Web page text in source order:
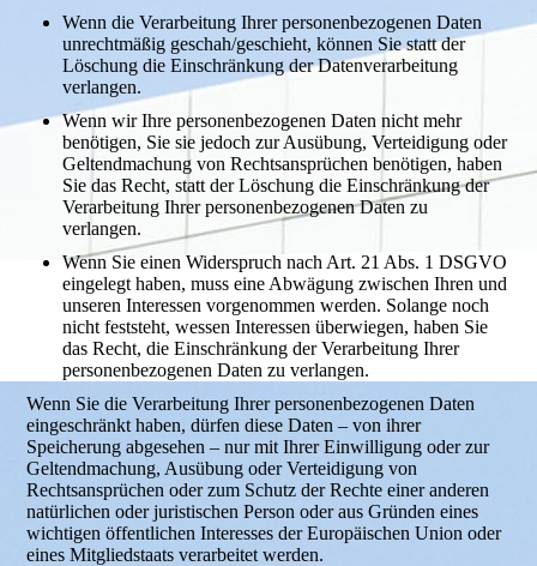
Wenn die Verarbeitung Ihrer personenbezogenen Daten
unrechtmäßig geschah/geschieht, können Sie statt der
Löschung die Einschränkung der Datenverarbeitung
verlangen.
Wenn wir Ihre personenbezogenen Daten nicht mehr
benötigen, Sie sie jedoch zur Ausübung, Verteidigung oder
Geltendmachung von Rechtsansprüchen benötigen, haben
Sie das Recht, statt der Löschung die Einschränkung der
Verarbeitung Ihrer personenbezogenen Daten zu
verlangen.
Wenn Sie einen Widerspruch nach Art. 21 Abs. 1 DSGVO
eingelegt haben, muss eine Abwägung zwischen Ihren und
unseren Interessen vorgenommen werden. Solange noch
nicht feststeht, wessen Interessen überwiegen, haben Sie
das Recht, die Einschränkung der Verarbeitung Ihrer
personenbezogenen Daten zu verlangen.
Wenn Sie die Verarbeitung Ihrer personenbezogenen Daten
eingeschränkt haben, dürfen diese Daten – von ihrer
Speicherung abgesehen – nur mit Ihrer Einwilligung oder zur
Geltendmachung, Ausübung oder Verteidigung von
Rechtsansprüchen oder zum Schutz der Rechte einer anderen
natürlichen oder juristischen Person oder aus Gründen eines
wichtigen öffentlichen Interesses der Europäischen Union oder
eines Mitgliedstaats verarbeitet werden.